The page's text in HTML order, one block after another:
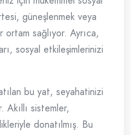
güneşlenmek veya
sağlıyor. Ayrıca,
sosyal etkileşimlerinizi
bu yat, seyahatinizi
sistemler,
donatılmış. Bu